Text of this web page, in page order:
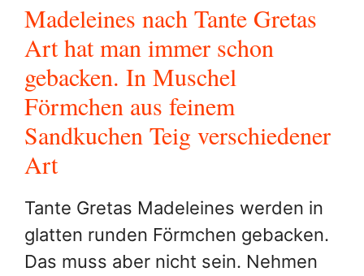
Madeleines nach Tante Gretas
Art hat man immer schon
gebacken. In Muschel
Förmchen aus feinem
Sandkuchen Teig verschiedener
Art
Tante Gretas Madeleines werden in
glatten runden Förmchen gebacken.
Das muss aber nicht sein. Nehmen